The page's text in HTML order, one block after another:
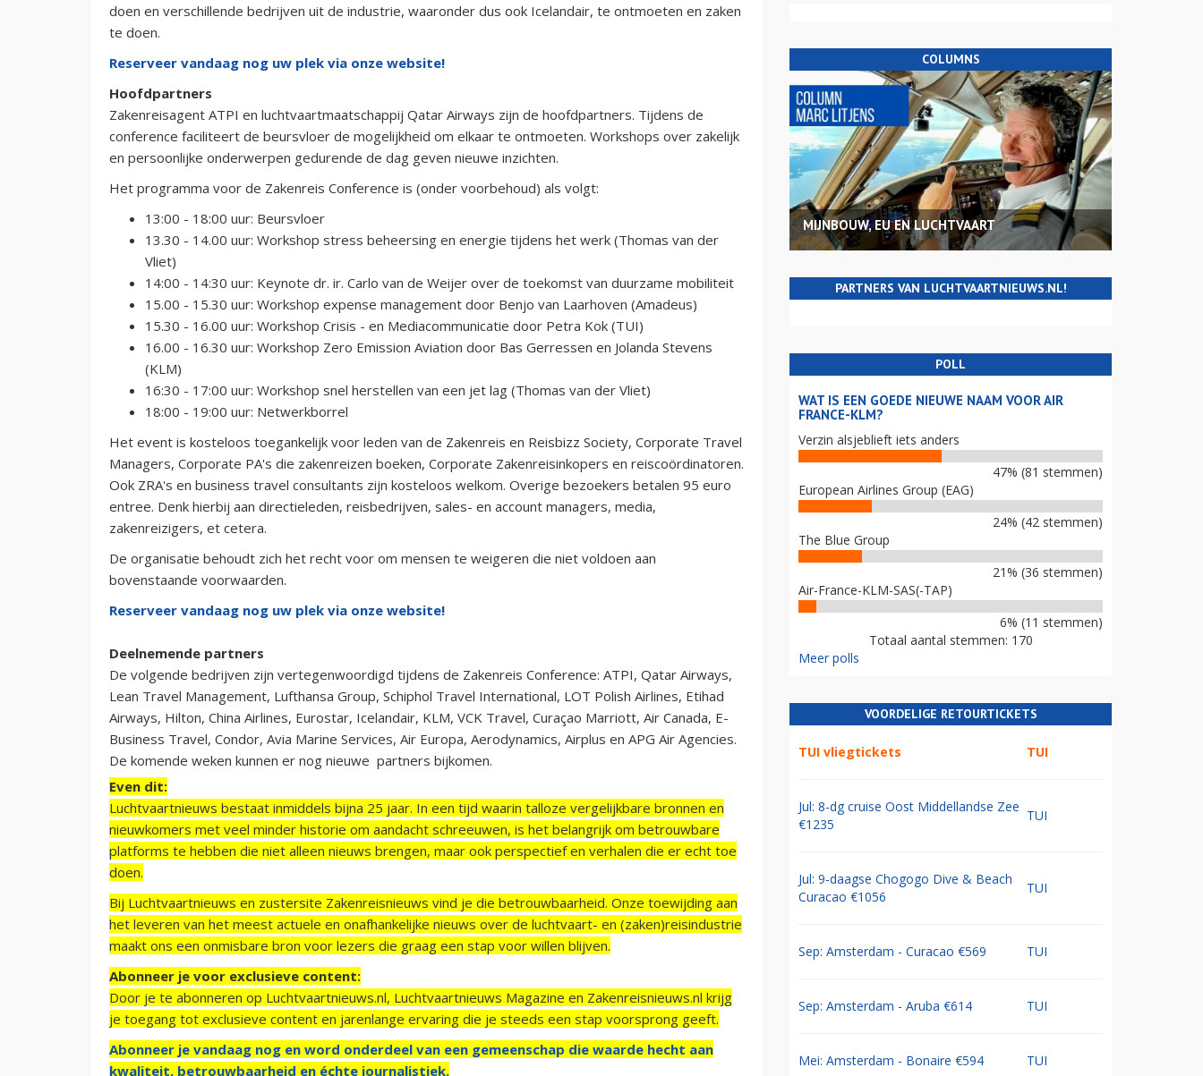
doen en verschillende bedrijven uit de industrie, waaronder dus ook Icelandair, te ontmoeten en zaken
te doen.
Reserveer vandaag nog uw plek via onze website!
Hoofdpartners
Zakenreisagent ATPI en luchtvaartmaatschappij Qatar Airways zijn de hoofdpartners. Tijdens de
conference faciliteert de beursvloer de mogelijkheid om elkaar te ontmoeten. Workshops over zakelijk
en persoonlijke onderwerpen gedurende de dag geven nieuwe inzichten.
Het programma voor de Zakenreis Conference is (onder voorbehoud) als volgt:
13:00 - 18:00 uur: Beursvloer
13.30 - 14.00 uur: Workshop stress beheersing en energie tijdens het werk (Thomas van der
Vliet)
14:00 - 14:30 uur: Keynote dr. ir. Carlo van de Weijer over de toekomst van duurzame mobiliteit
15.00 - 15.30 uur: Workshop expense management door Benjo van Laarhoven (Amadeus)
15.30 - 16.00 uur: Workshop Crisis - en Mediacommunicatie door Petra Kok (TUI)
16.00 - 16.30 uur: Workshop Zero Emission Aviation door Bas Gerressen en Jolanda Stevens
(KLM)
16:30 - 17:00 uur: Workshop snel herstellen van een jet lag (Thomas van der Vliet)
18:00 - 19:00 uur: Netwerkborrel
H et event is kosteloos toegankelijk voor leden van de Zakenreis en Reisbizz Society, Corporate Travel
Managers, Corporate PA's die zakenreizen boeken, Corporate Zakenreisinkopers en reiscoördinatoren.
Ook ZRA's en business travel consultants zijn kosteloos welkom. Overige bezoekers betalen 95 euro
entree. Denk hierbij aan directieleden, reisbedrijven, sales- en account managers, media,
zakenreizigers, et cetera.
De organisatie behoudt zich het recht voor om mensen te weigeren die niet voldoen aan
bovenstaande voorwaarden.
Reserveer vandaag nog uw plek via onze website!
Deelnemende partners
De volgende bedrijven zijn vertegenwoordigd tijdens de Zakenreis Conference: ATPI, Qatar Airways,
Lean Travel Management, Lufthansa Group, Schiphol Travel International, LOT Polish Airlines, Etihad
Airways, Hilton, China Airlines, Eurostar, Icelandair, KLM, VCK Travel, Curaçao Marriott, Air Canada, E-
Business Travel, Condor, Avia Marine Services, Air Europa, Aerodynamics, Airplus en APG Air Agencies.
De komende weken kunnen er nog nieuwe partners bijkomen.
Even dit:
Luchtvaartnieuws bestaat inmiddels bijna 25 jaar. In een tijd waarin talloze vergelijkbare bronnen en
nieuwkomers met veel minder historie om aandacht schreeuwen, is het belangrijk om betrouwbare
platforms te hebben die niet alleen nieuws brengen, maar ook perspectief en verhalen die er echt toe
doen.
Bij Luchtvaartnieuws en zustersite Zakenreisnieuws vind je die betrouwbaarheid. Onze toewijding aan
het leveren van het meest actuele en onafhankelijke nieuws over de luchtvaart- en (zaken)reisindustrie
maakt ons een onmisbare bron voor lezers die graag een stap voor willen blijven.
Abonneer je voor exclusieve content:
Door je te abonneren op Luchtvaartnieuws.nl, Luchtvaartnieuws Magazine en Zakenreisnieuws.nl krijg
je toegang tot exclusieve content en jarenlange ervaring die je steeds een stap voorsprong geeft.
Abonneer je vandaag nog en word onderdeel van een gemeenschap die waarde hecht aan
kwaliteit, betrouwbaarheid en échte journalistiek.
COLUMNS
MIJNBOUW, EU EN LUCHTVAART
PARTNERS VAN LUCHTVAARTNIEUWS.NL!
POLL
WAT IS EEN GOEDE NIEUWE NAAM VOOR AIR
FRANCE-KLM?
Verzin alsjeblieft iets anders
47% (81 stemmen)
European Airlines Group (EAG)
24% (42 stemmen)
The Blue Group
21% (36 stemmen)
Air-France-KLM-SAS(-TAP)
6% (11 stemmen)
Totaal aantal stemmen: 170
Meer polls
VOORDELIGE RETOURTICKETS
TUI vliegtickets TUI
Jul: 8-dg cruise Oost Middellandse Zee
€1235
TUI
Jul: 9-daagse Chogogo Dive & Beach
Curacao €1056
TUI
Sep: Amsterdam - Curacao €569 TUI
Sep: Amsterdam - Aruba €614 TUI
Mei: Amsterdam - Bonaire €594 TUI